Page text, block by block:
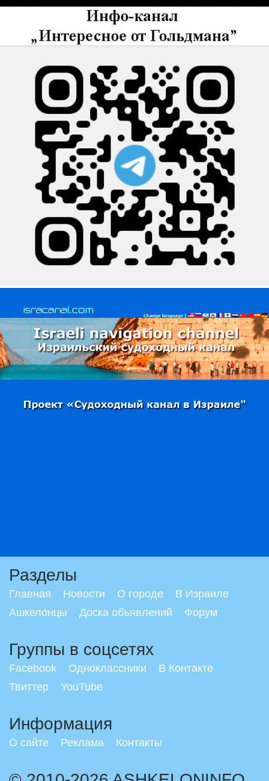
Разделы
Главная Новости О городе
В Израиле
Ашкелонцы
Доска объявлений Форум
Группы в соцсетях
Facebook Одноклассники
В Контакте
Твиттер
YouTube
Информация
О сайте Реклама Контакты